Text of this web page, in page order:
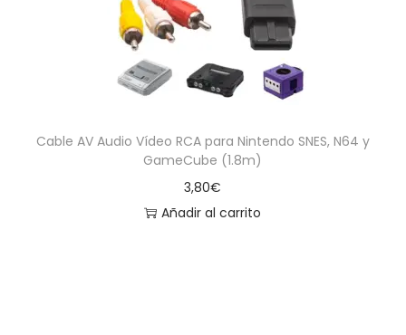
Cable AV Audio Vídeo RCA para Nintendo SNES, N64 y
GameCube (1.8m)
3,80€
Añadir al carrito